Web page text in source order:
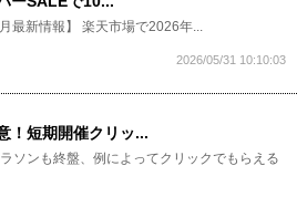
最新情報】 楽天市場で2026年...
2026/05/31 10:10:03
！短期開催クリッ...
ソンも終盤、例によってクリックでもらえる